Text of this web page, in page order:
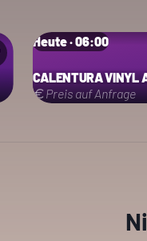
Heute · 06:00
CALENTURA VINYL
Preis auf Anfrage